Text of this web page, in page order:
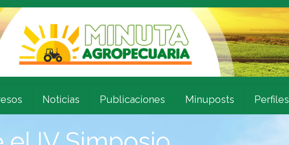
Noticias Publicaciones Minuposts Perfiles